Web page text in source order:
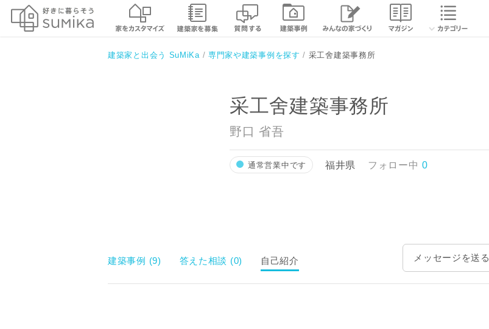
建築家と出会う SuMiKa 専門家や建築事例を探す 采工舍建築事務所
采工舍建築事務所 相談する
采工舍建築事務所
野口 省吾
通常営業中です 福井県 フォロー中 0
建築事例 (9) 答えた相談 (0) 自己紹介 メッセージを送る